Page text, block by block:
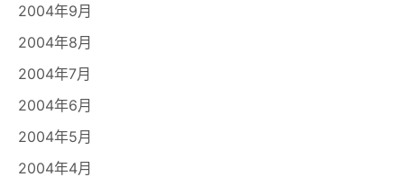
2004年9月
2004年8月
2004年7月
2004年6月
2004年5月
2004年4月